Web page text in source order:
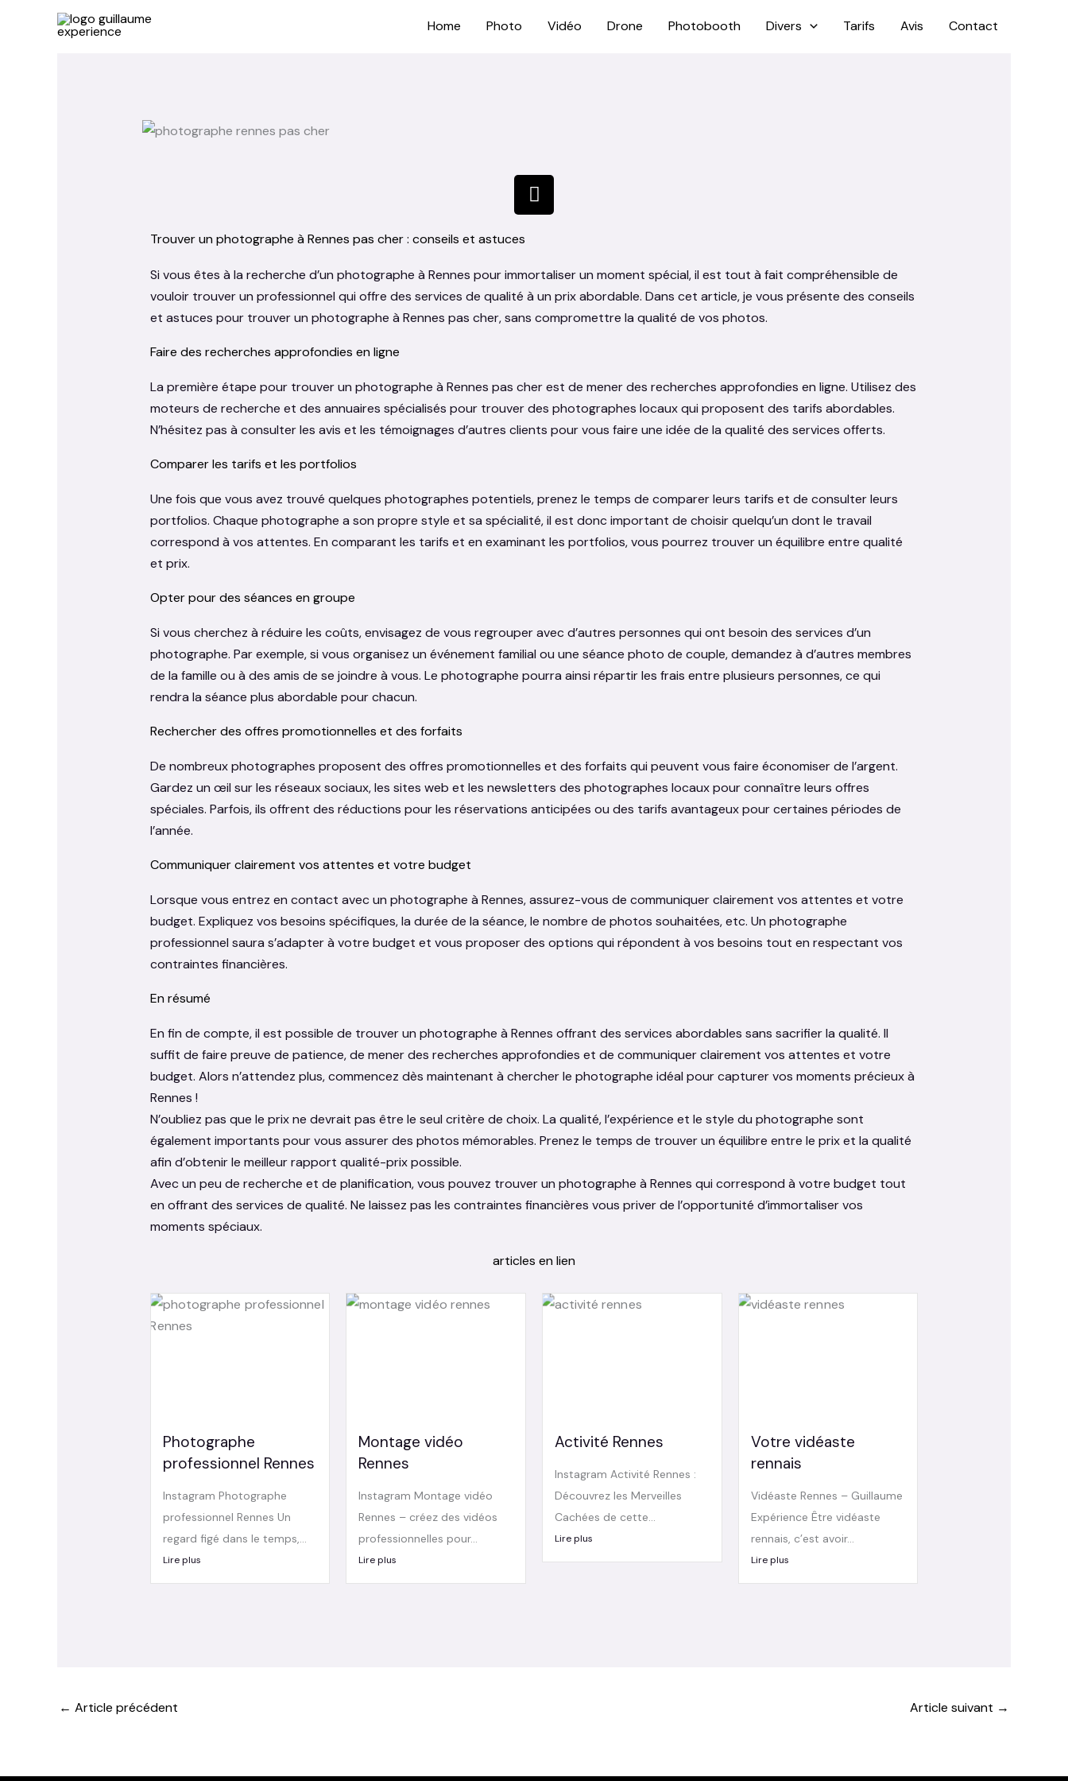
Home Photo Vidéo Drone Photobooth Divers Tarifs Avis Contact
I
n
s
g
r
a
Trouver un photographe à Rennes pas cher : conseils et astuces
Si vous êtes à la recherche d’un photographe à Rennes pour immortaliser un moment spécial, il est tout à fait compréhensible de
vouloir trouver un professionnel qui offre des services de qualité à un prix abordable. Dans cet article, je vous présente des conseils
et astuces pour trouver un photographe à Rennes pas cher, sans compromettre la qualité de vos photos.
Faire des recherches approfondies en ligne
La première étape pour trouver un photographe à Rennes pas cher est de mener des recherches approfondies en ligne. Utilisez des
moteurs de recherche et des annuaires spécialisés pour trouver des photographes locaux qui proposent des tarifs abordables.
N’hésitez pas à consulter les avis et les témoignages d’autres clients pour vous faire une idée de la qualité des services offerts.
Comparer les tarifs et les portfolios
Une fois que vous avez trouvé quelques photographes potentiels, prenez le temps de comparer leurs tarifs et de consulter leurs
portfolios. Chaque photographe a son propre style et sa spécialité, il est donc important de choisir quelqu’un dont le travail
correspond à vos attentes. En comparant les tarifs et en examinant les portfolios, vous pourrez trouver un équilibre entre qualité
et prix.
Opter pour des séances en groupe
Si vous cherchez à réduire les coûts, envisagez de vous regrouper avec d’autres personnes qui ont besoin des services d’un
photographe. Par exemple, si vous organisez un événement familial ou une séance photo de couple, demandez à d’autres membres
de la famille ou à des amis de se joindre à vous. Le photographe pourra ainsi répartir les frais entre plusieurs personnes, ce qui
rendra la séance plus abordable pour chacun.
Rechercher des offres promotionnelles et des forfaits
De nombreux photographes proposent des offres promotionnelles et des forfaits qui peuvent vous faire économiser de l’argent.
Gardez un œil sur les réseaux sociaux, les sites web et les newsletters des photographes locaux pour connaître leurs offres
spéciales. Parfois, ils offrent des réductions pour les réservations anticipées ou des tarifs avantageux pour certaines périodes de
l’année.
Communiquer clairement vos attentes et votre budget
Lorsque vous entrez en contact avec un photographe à Rennes, assurez-vous de communiquer clairement vos attentes et votre
budget. Expliquez vos besoins spécifiques, la durée de la séance, le nombre de photos souhaitées, etc. Un photographe
professionnel saura s’adapter à votre budget et vous proposer des options qui répondent à vos besoins tout en respectant vos
contraintes financières.
En résumé
En fin de compte, il est possible de trouver un photographe à Rennes offrant des services abordables sans sacrifier la qualité. Il
suffit de faire preuve de patience, de mener des recherches approfondies et de communiquer clairement vos attentes et votre
budget. Alors n’attendez plus, commencez dès maintenant à chercher le photographe idéal pour capturer vos moments précieux à
Rennes !
N’oubliez pas que le prix ne devrait pas être le seul critère de choix. La qualité, l’expérience et le style du photographe sont
également importants pour vous assurer des photos mémorables. Prenez le temps de trouver un équilibre entre le prix et la qualité
afin d’obtenir le meilleur rapport qualité-prix possible.
Avec un peu de recherche et de planification, vous pouvez trouver un photographe à Rennes qui correspond à votre budget tout
en offrant des services de qualité. Ne laissez pas les contraintes financières vous priver de l’opportunité d’immortaliser vos
moments spéciaux.
articles en lien
Photographe
professionnel Rennes
Instagram Photographe
professionnel Rennes Un
regard figé dans le temps,...
Lire plus
Montage vidéo
Rennes
Instagram Montage vidéo
Rennes – créez des vidéos
professionnelles pour...
Lire plus
Activité Rennes
Instagram Activité Rennes :
Découvrez les Merveilles
Cachées de cette...
Lire plus
Votre vidéaste
rennais
Vidéaste Rennes – Guillaume
Expérience Être vidéaste
rennais, c’est avoir...
Lire plus
← Article précédent Article suivant →